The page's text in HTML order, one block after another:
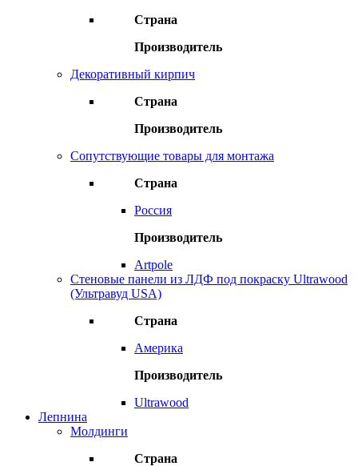
Страна
Производитель
Декоративный кирпич
Страна
Производитель
Сопутствующие товары для монтажа
Страна
Россия
Производитель
Artpole
Стеновые панели из ЛДФ под покраску Ultrawood
(Ультравуд USA)
Страна
Америка
Производитель
Ultrawood
Лепнина
Молдинги
Страна